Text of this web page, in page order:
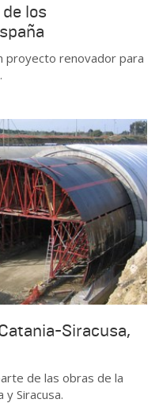
los
proyecto renovador para
Siracusa,
de las obras de la
Siracusa.